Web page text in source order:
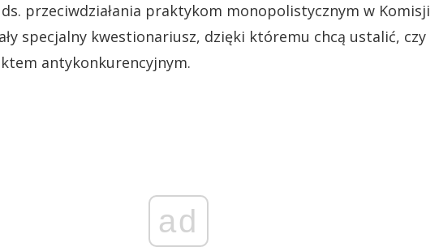
przeciwdziałania praktykom monopolistycznym w Komisji
specjalny kwestionariusz, dzięki któremu chcą ustalić, czy
antykonkurencyjnym.
ad